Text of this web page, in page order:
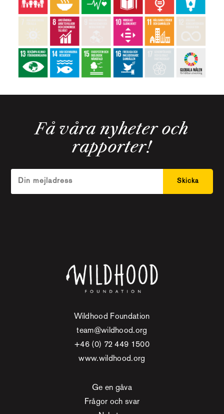
Få våra nyheter och
rapporter!
Wildhood Foundation
team@wildhood.org
+46 (0) 72 449 1500
www.wildhood.org
Ge en gåva
Frågor och svar